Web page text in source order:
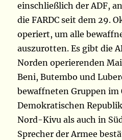
einschließlich der ADF,
die FARDC seit dem 29.
operiert, um alle
auszurotten. Es gibt die
Norden operierenden
Beni, Butembo und
bewaffneten Gruppen im
Demokratischen
Nord-Kivu als auch in
Sprecher der Armee